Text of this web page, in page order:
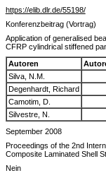
https://elib.dlr.de/55198/
Konferenzbeitrag (Vortrag)
Application of generalised
CFRP cylindrical stiffened
Autoren
Silva, N.M.
Degenhardt, Richard
Camotim, D.
Silvestre, N.
September 2008
Proceedings of the 2nd
Composite Laminated Shell
Nein